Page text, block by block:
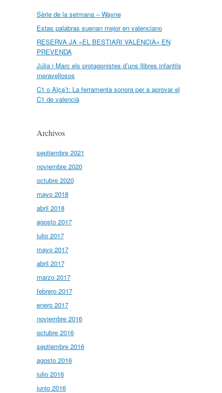
Sèrie de la setmana – Wayne
Estas palabras suenan mejor en valenciano
RESERVA JA «EL BESTIARI VALENCIÀ» EN
PREVENDA
Júlia i Marc els protagonistes d’uns llibres infantils
meravellosos
C1 o Alça’t: La ferramenta sonora per a aprovar el
C1 de valencià
Archivos
septiembre 2021
noviembre 2020
octubre 2020
mayo 2018
abril 2018
agosto 2017
julio 2017
mayo 2017
abril 2017
marzo 2017
febrero 2017
enero 2017
noviembre 2016
octubre 2016
septiembre 2016
agosto 2016
julio 2016
junio 2016